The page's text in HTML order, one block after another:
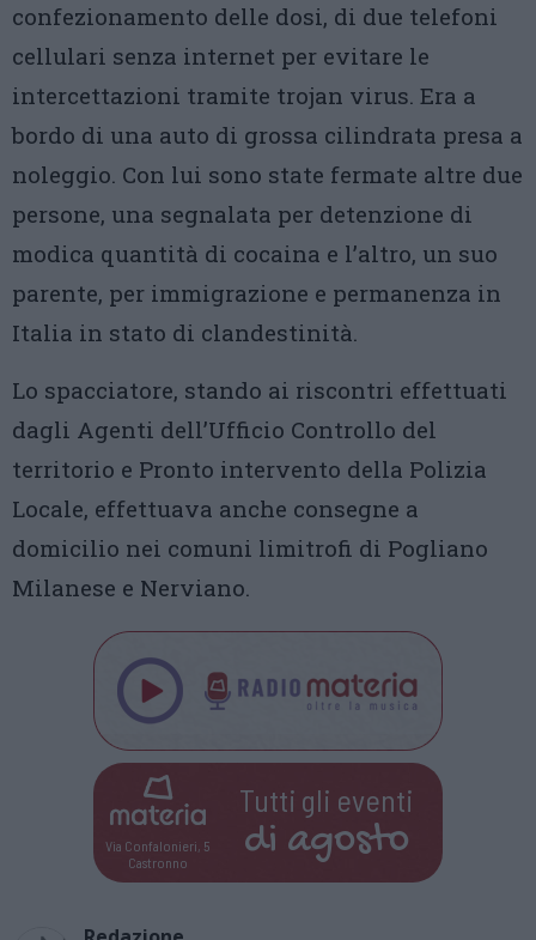
confezionamento delle dosi, di due telefoni
cellulari senza internet per evitare le
intercettazioni tramite trojan virus. Era a
bordo di una auto di grossa cilindrata presa a
noleggio. Con lui sono state fermate altre due
persone, una segnalata per detenzione di
modica quantità di cocaina e l’altro, un suo
parente, per immigrazione e permanenza in
Italia in stato di clandestinità.
Lo spacciatore, stando ai riscontri effettuati
dagli Agenti dell’Ufficio Controllo del
territorio e Pronto intervento della Polizia
Locale, effettuava anche consegne a
domicilio nei comuni limitrofi di Pogliano
Milanese e Nerviano.
Via Confalonieri, 5
Castronno
Tutti gli eventi
di agosto